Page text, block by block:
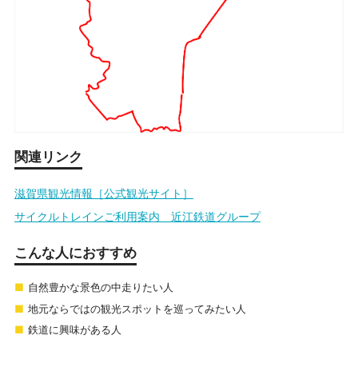
関連リンク
滋賀県観光情報［公式観光サイト］
サイクルトレインご利用案内 近江鉄道グループ
こんな人におすすめ
自然豊かな景色の中走りたい人
地元ならではの観光スポットを巡ってみたい人
鉄道に興味がある人